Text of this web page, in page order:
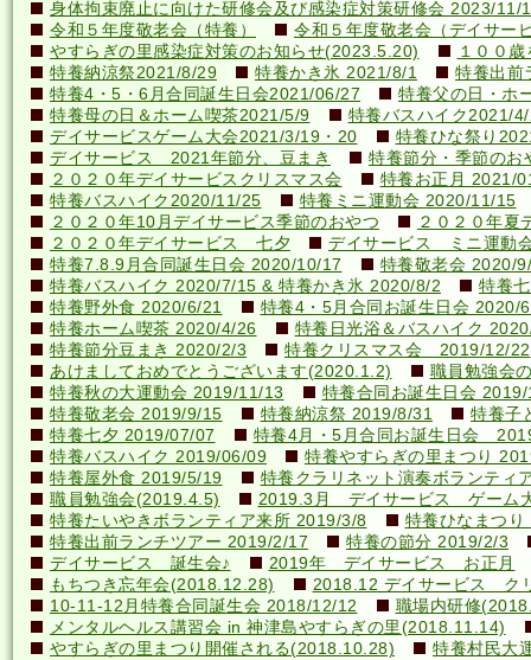
身体拘束廃止に向けた研修会及び感染症対策研修会 2023/11/
令和５年度敬老会（特養）
令和５年度敬老会（デイサー
やすらぎの里感染症対策のお知らせ(2023.5.20)
１００
特養納涼祭2021/8/29
特養かき氷 2021/8/1
特養出前
特養4・5・6月合同誕生日会2021/06/27
特養父の日・ホ
特養母の日＆ホーム喫茶2021/5/9
特養バスハイク2021/
デイサービスゲーム大会2021/3/19・20
特養ひな祭り
デイサービス 2021年節分、豆まき
特養節分・季節の
２０２０年デイサービスクリスマス会
特養お正月 2021/
特養バスハイク2020/11/25
特養ミニ運動会 2020/11/15
２０２０年10月デイサービス季節のおやつ
２０２０年夏
２０２０年デイサービス 七夕
デイサービス ミニ運動
特養7.8.9月合同誕生日会 2020/10/17
特養敬老会 2020/
特養バスハイク 2020/7/15 & 特養かき氷 2020/8/2
特養
特養野外食 2020/6/21
特養4・5月合同お誕生日会 2020/
特養ホーム喫茶 2020/4/26
特養日光浴＆バスハイク
特養節分豆まき 2020/2/3
特養クリスマス会 2019/12/22
あけましておめでとうございます(2020.1.2)
職員勉強会
特養秋の大運動会 2019/11/13
特養合同お誕生日会
特養敬老会 2019/9/15
特養納涼祭 2019/8/31
特養子
特養七夕 2019/07/07
特養4月・5月合同お誕生日会
特養バスハイク 2019/06/09
特養やすらぎの里まつり
特養屋外食 2019/5/19
特養クラリネット演奏ボランティ
職員勉強会(2019.4.5)
2019.3月 デイサービス ゲーム
特養たいやきボランティア来所 2019/3/8
特養ひなまつ
特養出前ランチツアー 2019/2/17
特養の節分 2019/2/3
デイサービス 誕生会♪
2019年 デイサービス お正月
もちつき忘年会(2018.12.28)
2018.12 デイサービス ク
10-11-12月特養合同誕生会 2018/12/12
職場内研修
メンタルヘルス講習会 in 神津島やすらぎの里(2018.11.14)
やすらぎの里まつり開催される(2018.10.28)
特養村民大